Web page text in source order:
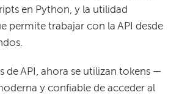
en Python, y la utilidad
permite trabajar con la API desde
de API, ahora se utilizan tokens —
y confiable de acceder al